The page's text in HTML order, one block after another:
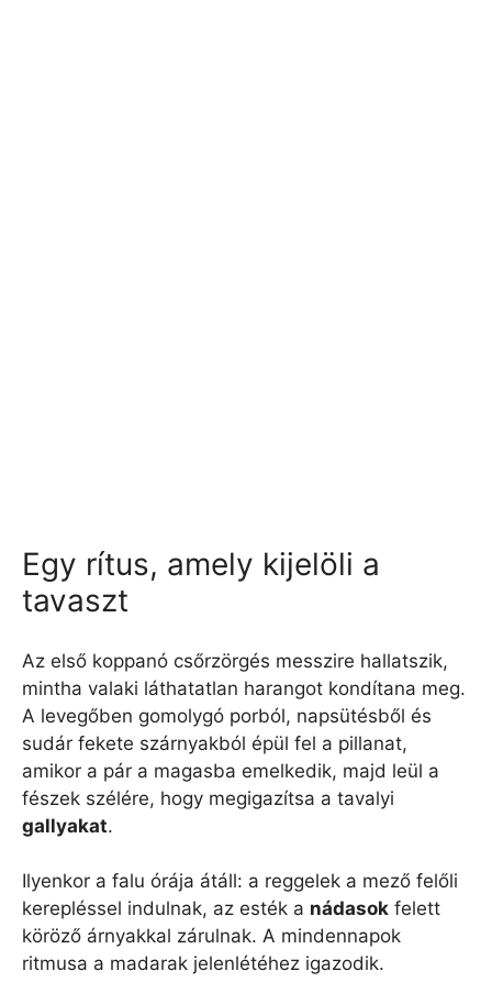
Egy rítus, amely kijelöli a
tavaszt
Az első koppanó csőrzörgés messzire hallatszik,
mintha valaki láthatatlan harangot kondítana meg.
A levegőben gomolygó porból, napsütésből és
sudár fekete szárnyakból épül fel a pillanat,
amikor a pár a magasba emelkedik, majd leül a
fészek szélére, hogy megigazítsa a tavalyi
gallyakat.
Ilyenkor a falu órája átáll: a reggelek a mező felőli
kerepléssel indulnak, az esték a nádasok felett
köröző árnyakkal zárulnak. A mindennapok
ritmusa a madarak jelenlétéhez igazodik.